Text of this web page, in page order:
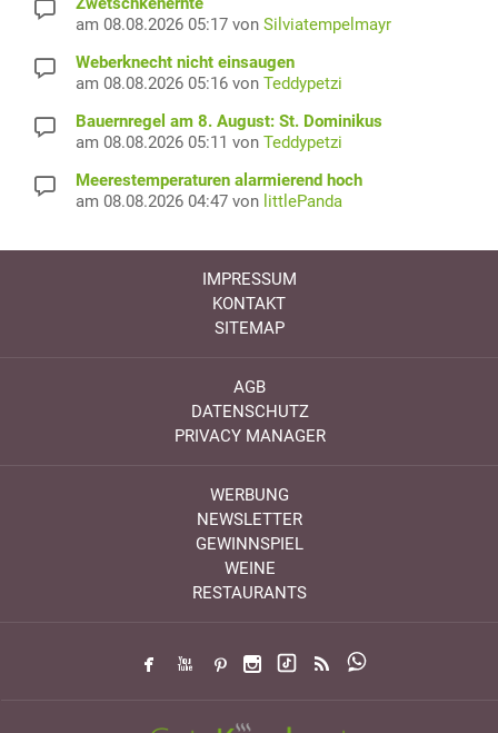
am 08.08.2026 05:17 von Silviatempelmayr
Weberknecht nicht einsaugen
am 08.08.2026 05:16 von Teddypetzi
Bauernregel am 8. August: St. Dominikus
am 08.08.2026 05:11 von Teddypetzi
Meerestemperaturen alarmierend hoch
am 08.08.2026 04:47 von littlePanda
IMPRESSUM
KONTAKT
SITEMAP
AGB
DATENSCHUTZ
PRIVACY MANAGER
WERBUNG
NEWSLETTER
GEWINNSPIEL
WEINE
RESTAURANTS